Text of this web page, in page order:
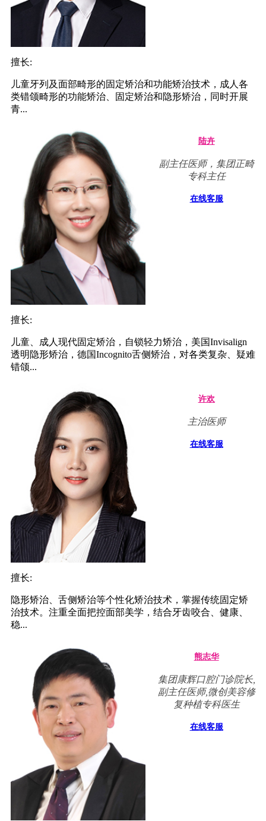
擅长:
儿童牙列及面部畸形的固定矫治和功能矫治技术，成人各
类错颌畸形的功能矫治、固定矫治和隐形矫治，同时开展
青...
陆卉
副主任医师，集团正畸
专科主任
在线客服
擅长:
儿童、成人现代固定矫治，自锁轻力矫治，美国Invisalign
透明隐形矫治，德国Incognito舌侧矫治，对各类复杂、疑难
错颌...
许欢
主治医师
在线客服
擅长:
隐形矫治、舌侧矫治等个性化矫治技术，掌握传统固定矫
治技术。注重全面把控面部美学，结合牙齿咬合、健康、
稳...
熊志华
集团康辉口腔门诊院长,
副主任医师,微创美容修
复种植专科医生
在线客服